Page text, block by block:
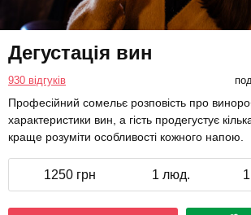
Дегустація вин
930 відгуків
Професійний сомельє розповість про
характеристики вин, а гість продегустує
краще розуміти особливості кожного напою.
1250 грн 1 люд.